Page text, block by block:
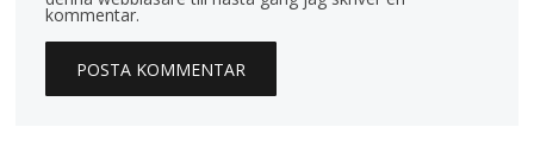
kommentar.